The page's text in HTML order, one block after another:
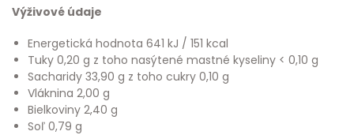
Výživové údaje
Energetická hodnota 641 kJ / 151 kcal
Tuky 0,20 g z toho nasýtené mastné kyseliny < 0,10 g
Sacharidy 33,90 g z toho cukry 0,10 g
Vláknina 2,00 g
Bielkoviny 2,40 g
Soľ 0,79 g